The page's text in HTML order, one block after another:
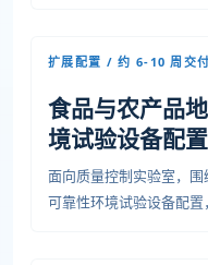
扩展配置 / 约 6-10 周交付
食品与农产品
境试验设备配
面向质量控制实验室，
可靠性环境试验设备配